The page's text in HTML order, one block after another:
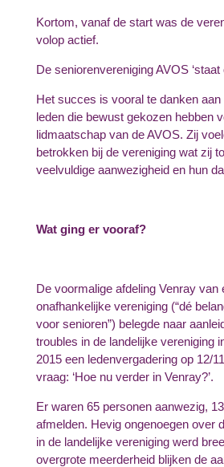
Kortom, vanaf de start was de
volop actief.
De seniorenvereniging AVOS ‘staat
Het succes is vooral te danken aan
leden die bewust gekozen hebben
lidmaatschap van de AVOS. Zij
betrokken bij de vereniging wat zij
veelvuldige aanwezigheid en hun
Wat ging er vooraf?
De voormalige afdeling Venray van
onafhankelijke vereniging (“dé
voor senioren”) belegde naar
troubles in de landelijke vereniging
2015 een ledenvergadering op 12/
vraag: ‘Hoe nu verder in Venray?’.
Er waren 65 personen aanwezig,
afmelden. Hevig ongenoegen over
in de landelijke vereniging werd
overgrote meerderheid blijken de